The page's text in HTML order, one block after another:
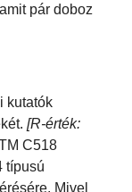
pár doboz
kutatók
[R-érték:
C518
típusú
Mivel